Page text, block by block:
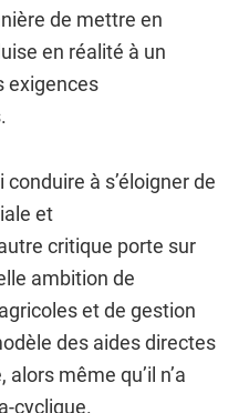
de mettre en
en réalité à un
exigences
à s’éloigner de
et
critique porte sur
ambition de
et de gestion
des aides directes
alors même qu’il n’a
cyclique.